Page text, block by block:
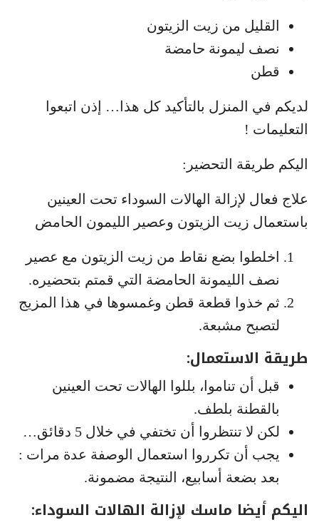
القليل من زيت الزيتون
نصف ليمونة حامضة
قطن
لديكم في المنزل بالتأكيد كل هذا… إذن اتبعوا
التعليمات !
اليكم طريقة التحضير:
علاج فعال لإزالة الهالات السوداء تحت العينين
باستعمال زيت الزيتون وعصير الليمون الحامض
اخلطوا بضع نقاط من زيت الزيتون مع عصير
نصف الليمونة الحامضة التي قمتم بتحضيره.
ثم خذوا قطعة قطن وغمسوها في هذا المزيج
لتصبح مشبعة.
طريقة الاستعمال:
قبل أن تناموا، بللوا الهالات تحت العينين
بالقطنة بلطف.
لكن لا تنتظروا أن تختفي في خلال 5 دقائق…
يجب أن تكرروا استعمال الوصفة عدة مرات :
بعد بضعة أسابيع، النتيجة مضمونة.
اليكم أيضا ماسك لإزالة الهالات السوداء: